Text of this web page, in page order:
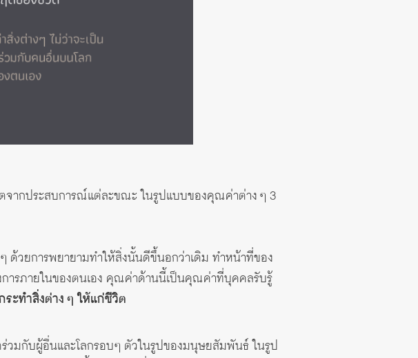
ากประสบการณ์แต่ละขณะ ในรูปแบบของคุณค่าต่าง ๆ 3
ด้วยการพยายามทำให้สิ่งนั้นดีขึ้นอกว่าเดิม ทำหน้าที่ของ
การภายในของตนเอง คุณค่าด้านนี้เป็นคุณค่าที่บุคคลรับรู้
ะทำสิ่งต่าง ๆ ให้แก่ชีวิต
วมกับผู้อื่นและโลกรอบๆ ตัวในรูปของมนุษยสัมพันธ์ ในรูป